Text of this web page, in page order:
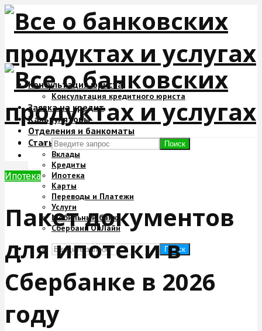
Консультация юриста
Консультация кредитного юриста
Заявка на кредит
Калькуляторы
Отделения и банкоматы
Статьи
Вклады
Кредиты
Ипотека
Карты
Переводы и Платежи
Услуги
Мобильный банк
Сбербанк ОнЛайн
Поиск
Поиск
Ипотека
Пакет документов
для ипотеки в
Сбербанке в 2026
году